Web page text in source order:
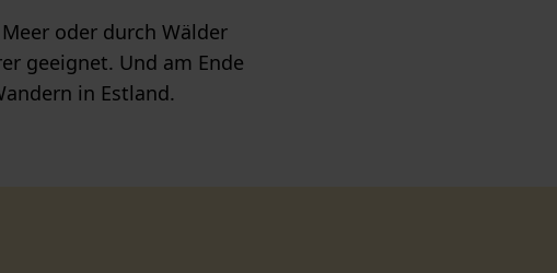
oder durch Wälder
geeignet. Und am Ende
in Estland.